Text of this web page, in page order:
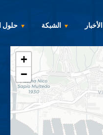
حلول الشبكة الأخبار
+
−